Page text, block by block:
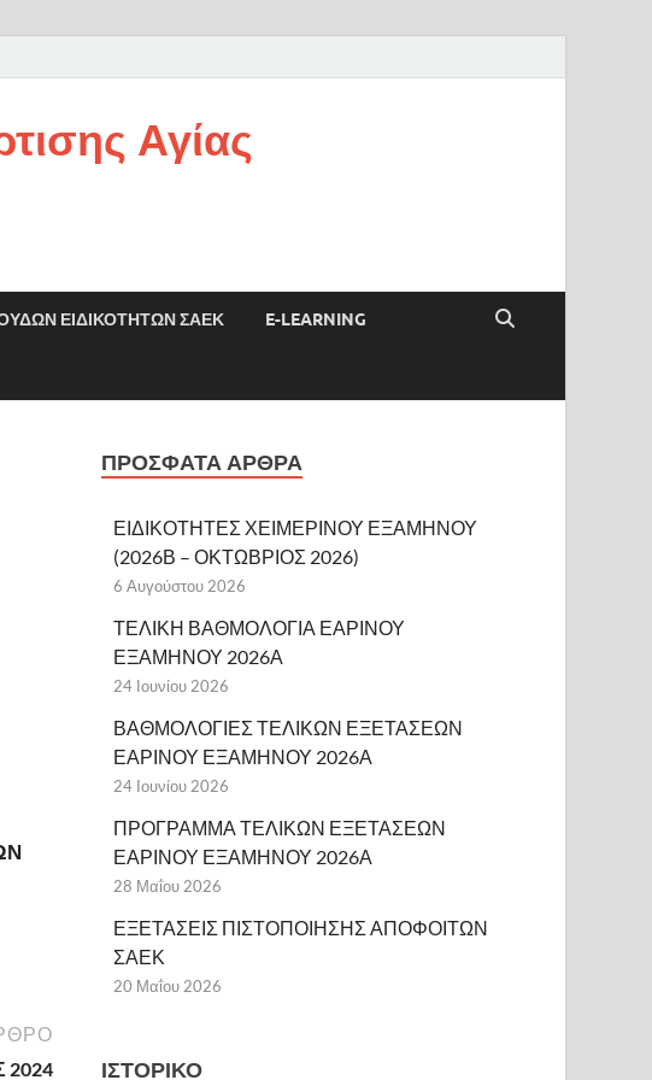
Αγίας
ΕΙΔΙΚΟΤΗΤΩΝ ΣΑΕΚ E-LEARNING
2024
ΠΡΌΣΦΑΤΑ ΆΡΘΡΑ
ΕΙΔΙΚΟΤΗΤΕΣ ΧΕΙΜΕΡΙΝΟΥ ΕΞΑΜΗΝΟΥ
(2026Β – ΟΚΤΩΒΡΙΟΣ 2026)
6 Αυγούστου 2026
ΤΕΛΙΚΗ ΒΑΘΜΟΛΟΓΙΑ ΕΑΡΙΝΟΥ
ΕΞΑΜΗΝΟΥ 2026Α
24 Ιουνίου 2026
ΒΑΘΜΟΛΟΓΙΕΣ ΤΕΛΙΚΩΝ ΕΞΕΤΑΣΕΩΝ
ΕΑΡΙΝΟΥ ΕΞΑΜΗΝΟΥ 2026Α
24 Ιουνίου 2026
ΠΡΟΓΡΑΜΜΑ ΤΕΛΙΚΩΝ ΕΞΕΤΑΣΕΩΝ
ΕΑΡΙΝΟΥ ΕΞΑΜΗΝΟΥ 2026Α
28 Μαΐου 2026
ΕΞΕΤΑΣΕΙΣ ΠΙΣΤΟΠΟΙΗΣΗΣ ΑΠΟΦΟΙΤΩΝ
ΣΑΕΚ
20 Μαΐου 2026
ΙΣΤΟΡΙΚΌ